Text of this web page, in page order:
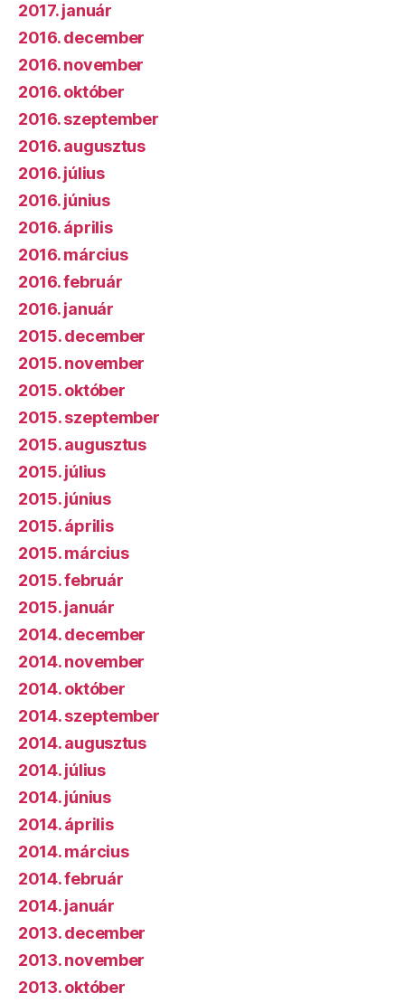
2017. január
2016. december
2016. november
2016. október
2016. szeptember
2016. augusztus
2016. július
2016. június
2016. április
2016. március
2016. február
2016. január
2015. december
2015. november
2015. október
2015. szeptember
2015. augusztus
2015. július
2015. június
2015. április
2015. március
2015. február
2015. január
2014. december
2014. november
2014. október
2014. szeptember
2014. augusztus
2014. július
2014. június
2014. április
2014. március
2014. február
2014. január
2013. december
2013. november
2013. október